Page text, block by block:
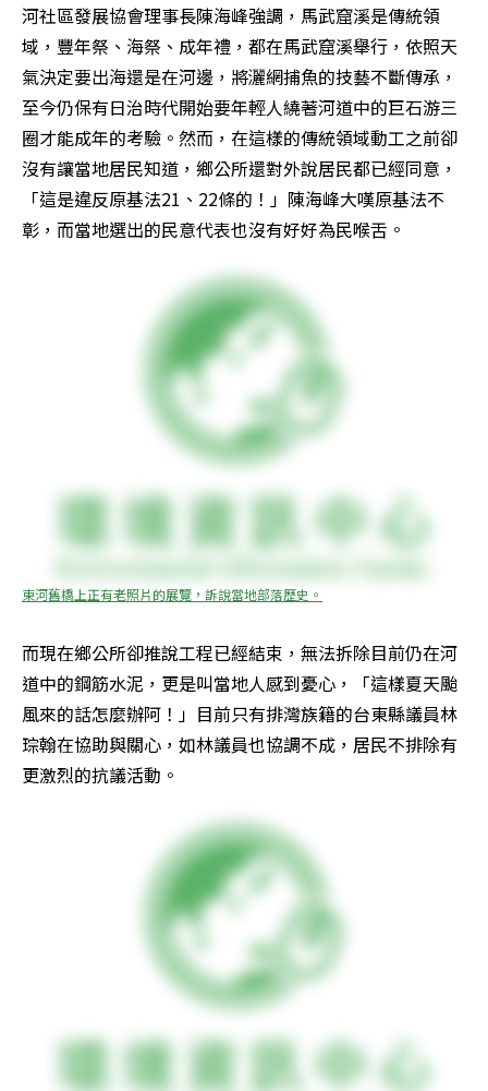
河社區發展協會理事長陳海峰強調，馬武窟溪是傳統領
域，豐年祭、海祭、成年禮，都在馬武窟溪舉行，依照天
氣決定要出海還是在河邊，將灑網捕魚的技藝不斷傳承，
至今仍保有日治時代開始要年輕人繞著河道中的巨石游三
圈才能成年的考驗。然而，在這樣的傳統領域動工之前卻
沒有讓當地居民知道，鄉公所還對外說居民都已經同意，
「這是違反原基法21、22條的！」陳海峰大嘆原基法不
彰，而當地選出的民意代表也沒有好好為民喉舌。
東河舊橋上正有老照片的展覽，訴說當地部落歷史。
而現在鄉公所卻推說工程已經結束，無法拆除目前仍在河
道中的鋼筋水泥，更是叫當地人感到憂心，「這樣夏天颱
風來的話怎麼辦阿！」目前只有排灣族籍的台東縣議員林
琮翰在協助與關心，如林議員也協調不成，居民不排除有
更激烈的抗議活動。